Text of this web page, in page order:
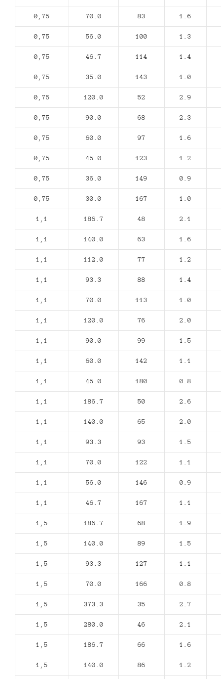
0,75 70.0 83 1.6
0,75 56.0 100 1.3
0,75 46.7 114 1.4
0,75 35.0 143 1.0
0,75 120.0 52 2.9
0,75 90.0 68 2.3
0,75 60.0 97 1.6
0,75 45.0 123 1.2
0,75 36.0 149 0.9
0,75 30.0 167 1.0
1,1 186.7 48 2.1
1,1 140.0 63 1.6
1,1 112.0 77 1.2
1,1 93.3 88 1.4
1,1 70.0 113 1.0
1,1 120.0 76 2.0
1,1 90.0 99 1.5
1,1 60.0 142 1.1
1,1 45.0 180 0.8
1,1 186.7 50 2.6
1,1 140.0 65 2.0
1,1 93.3 93 1.5
1,1 70.0 122 1.1
1,1 56.0 146 0.9
1,1 46.7 167 1.1
1,5 186.7 68 1.9
1,5 140.0 89 1.5
1,5 93.3 127 1.1
1,5 70.0 166 0.8
1,5 373.3 35 2.7
1,5 280.0 46 2.1
1,5 186.7 66 1.6
1,5 140.0 86 1.2